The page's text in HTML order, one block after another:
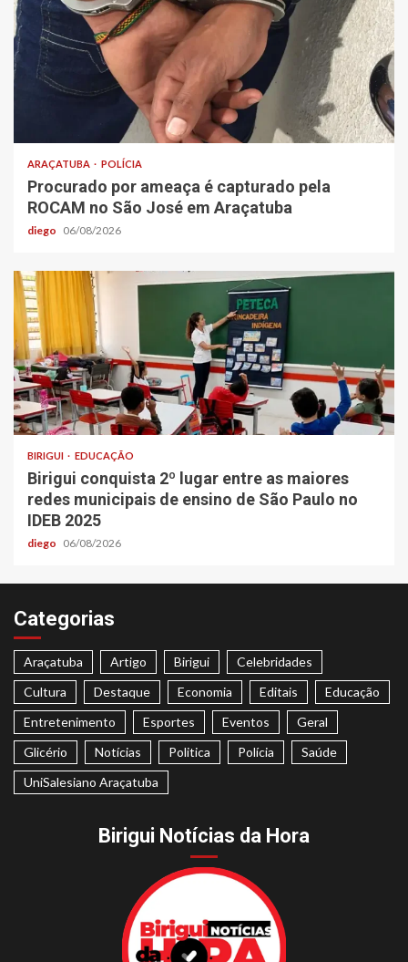
ARAÇATUBA POLÍCIA
Procurado por ameaça é capturado pela
ROCAM no São José em Araçatuba
diego 06/08/2026
BIRIGUI EDUCAÇÃO
Birigui conquista 2º lugar entre as maiores
redes municipais de ensino de São Paulo no
IDEB 2025
diego 06/08/2026
Categorias
Araçatuba Artigo Birigui
Celebridades
Cultura
Destaque Economia Editais
Educação
Entretenimento
Esportes Eventos
Geral
Glicério
Notícias Politica Polícia
Saúde
UniSalesiano Araçatuba
Birigui Notícias da Hora